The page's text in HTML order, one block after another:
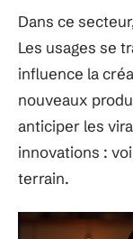
Dans ce
Les usages se
influence la
nouveaux
anticiper les
innovations :
terrain.